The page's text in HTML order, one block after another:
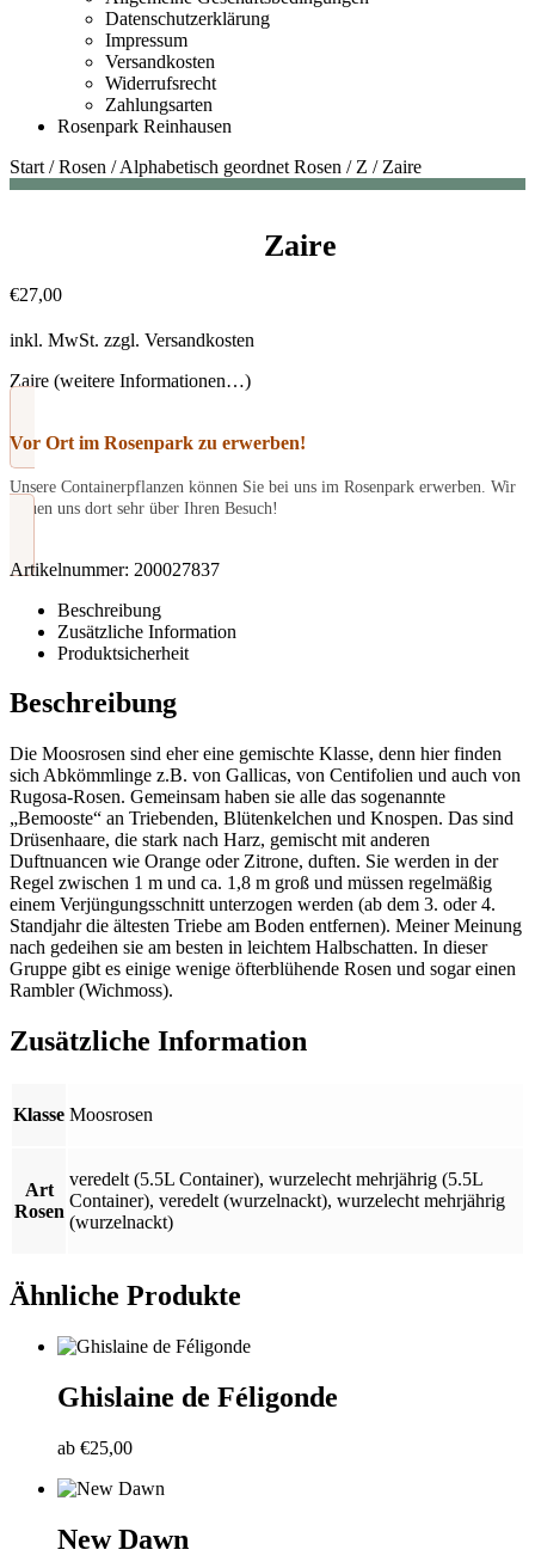
Datenschutzerklärung
Impressum
Versandkosten
Widerrufsrecht
Zahlungsarten
Rosenpark Reinhausen
Start /Rosen /Alphabetisch geordnet Rosen / Z / Zaire
Zaire
€27,00
inkl. MwSt. zzgl. Versandkosten
Zaire (weitere Informationen…)
Vor Ort im Rosenpark zu erwerben!
Unsere Containerpflanzen können Sie bei uns im Rosenpark erwerben. Wir
freuen uns dort sehr über Ihren Besuch!
Artikelnummer: 200027837
Beschreibung
Zusätzliche Information
Produktsicherheit
Beschreibung
Die Moosrosen sind eher eine gemischte Klasse, denn hier finden
sich Abkömmlinge z.B. von Gallicas, von Centifolien und auch von
Rugosa-Rosen. Gemeinsam haben sie alle das sogenannte
„Bemooste“ an Triebenden, Blütenkelchen und Knospen. Das sind
Drüsenhaare, die stark nach Harz, gemischt mit anderen
Duftnuancen wie Orange oder Zitrone, duften. Sie werden in der
Regel zwischen 1 m und ca. 1,8 m groß und müssen regelmäßig
einem Verjüngungsschnitt unterzogen werden (ab dem 3. oder 4.
Standjahr die ältesten Triebe am Boden entfernen). Meiner Meinung
nach gedeihen sie am besten in leichtem Halbschatten. In dieser
Gruppe gibt es einige wenige öfterblühende Rosen und sogar einen
Rambler (Wichmoss).
Zusätzliche Information
Klasse Moosrosen
Art
Rosen
veredelt (5.5L Container), wurzelecht mehrjährig (5.5L
Container), veredelt (wurzelnackt), wurzelecht mehrjährig
(wurzelnackt)
Ähnliche Produkte
Ghislaine de Féligonde
ab €25,00
New Dawn